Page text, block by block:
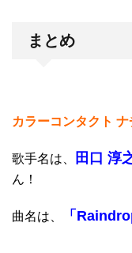
まとめ
カラーコンタクト
歌手名は、 田口 淳
ん！
曲名は、 「